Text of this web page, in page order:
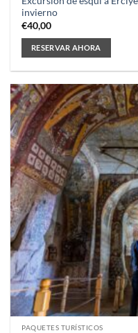
invierno
€40,00
RESERVAR AHORA
PAQUETES TURÍSTICOS